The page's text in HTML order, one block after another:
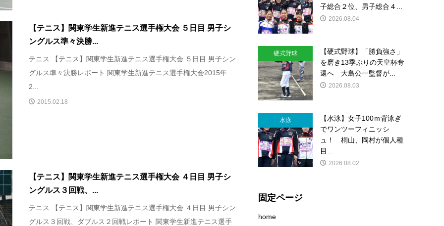
【テニス】関東学生新進テニス選手権大会 ５日目 男子シ
ングルス準々決勝...
テニス 【テニス】関東学生新進テニス選手権大会 ５日目 男子シン
グルス準々決勝レポート 関東学生新進テニス選手権大会2015年
2...
2015.02.18
【テニス】関東学生新進テニス選手権大会 ４日目 男子シ
ングルス３回戦、...
テニス 【テニス】関東学生新進テニス選手権大会 ４日目 男子シン
グルス３回戦、ダブルス２回戦レポート 関東学生新進テニス選手
子総合２位、男子総合４...
2026.08.04
硬式野球
【硬式野球】「勝負強さ」
を磨き13季ぶりの天皇杯奪
還へ 大島公一監督が...
2026.08.03
水泳
【水泳】女子100ｍ背泳ぎ
でワンツーフィニッシ
ュ！ 桐山、岡村が個人種
目...
2026.08.02
固定ページ
home